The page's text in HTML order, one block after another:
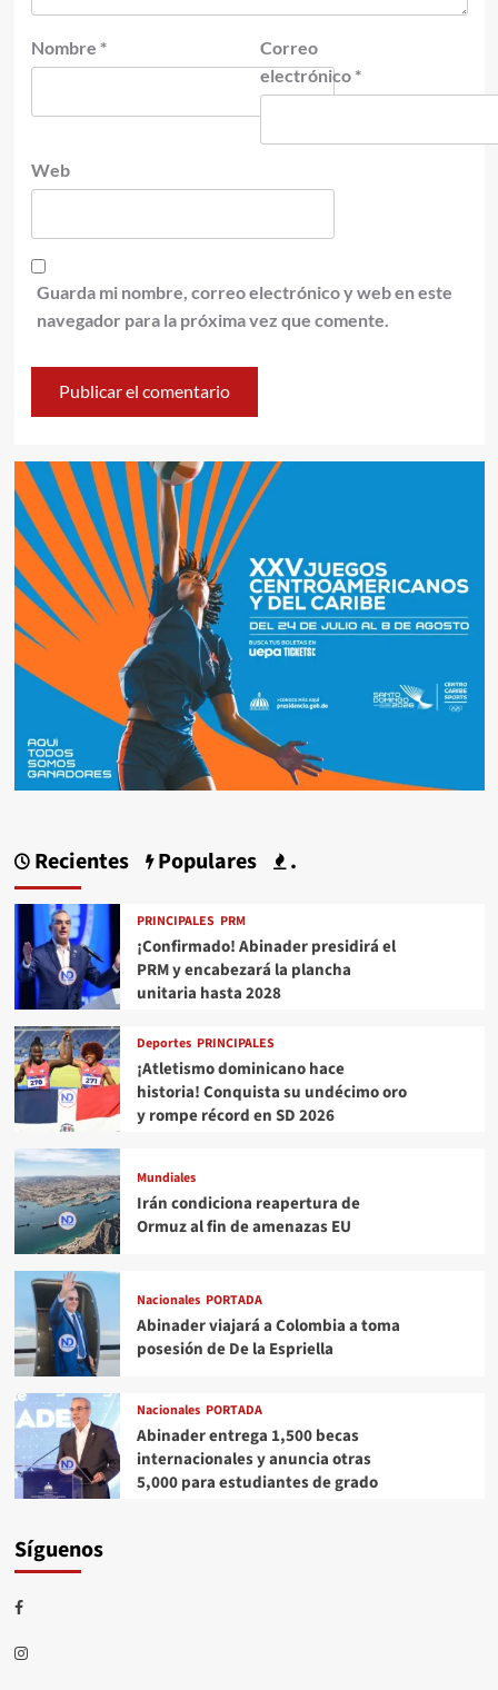
Nombre *
Correo
electrónico *
Web
Guarda mi nombre, correo electrónico y web en este
navegador para la próxima vez que comente.
Recientes Populares .
PRINCIPALES PRM
¡Confirmado! Abinader presidirá el
PRM y encabezará la plancha
unitaria hasta 2028
Deportes PRINCIPALES
¡Atletismo dominicano hace
historia! Conquista su undécimo oro
y rompe récord en SD 2026
Mundiales
Irán condiciona reapertura de
Ormuz al fin de amenazas EU
Nacionales PORTADA
Abinader viajará a Colombia a toma
posesión de De la Espriella
Nacionales PORTADA
Abinader entrega 1,500 becas
internacionales y anuncia otras
5,000 para estudiantes de grado
Síguenos